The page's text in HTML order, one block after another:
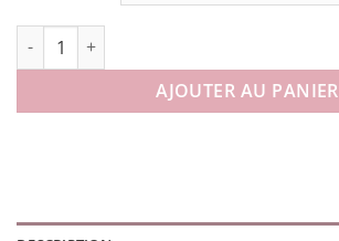
quantité de Mug vintage Noel
AJOUTER AU PANIER